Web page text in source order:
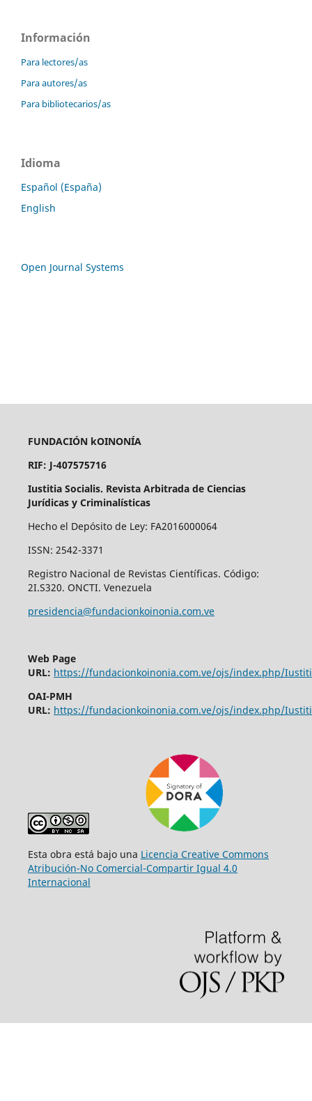
Información
Para lectores/as
Para autores/as
Para bibliotecarios/as
Idioma
Español (España)
English
Open Journal Systems
FUNDACIÓN kOINONÍA
RIF: J-407575716
Iustitia Socialis. Revista Arbitrada de Ciencias
Jurídicas y Criminalísticas
Hecho el Depósito de Ley: FA2016000064
ISSN: 2542-3371
Registro Nacional de Revistas Científicas. Código:
2I.S320. ONCTI. Venezuela
presidencia@fundacionkoinonia.com.ve
Web Page
URL: https://fundacionkoinonia.com.ve/ojs/index.php/
OAI-PMH
URL: https://fundacionkoinonia.com.ve/ojs/index.php/
Esta obra está bajo una Licencia Creative Commons
Atribución-No Comercial-Compartir Igual 4.0
Internacional